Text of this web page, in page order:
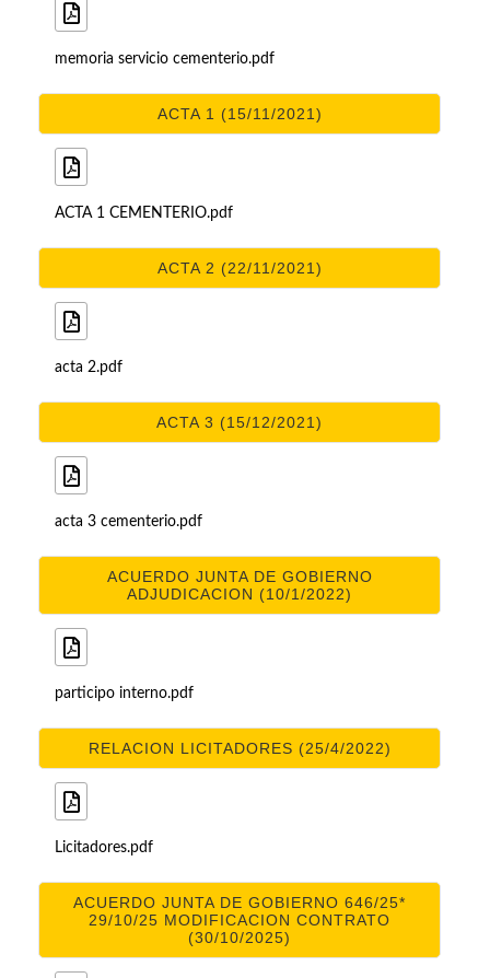
memoria servicio cementerio.pdf
ACTA 1 (15/11/2021)
ACTA 1 CEMENTERIO.pdf
ACTA 2 (22/11/2021)
acta 2.pdf
ACTA 3 (15/12/2021)
acta 3 cementerio.pdf
ACUERDO JUNTA DE GOBIERNO
ADJUDICACION (10/1/2022)
participo interno.pdf
RELACION LICITADORES (25/4/2022)
Licitadores.pdf
ACUERDO JUNTA DE GOBIERNO 646/25*
29/10/25 MODIFICACION CONTRATO
(30/10/2025)